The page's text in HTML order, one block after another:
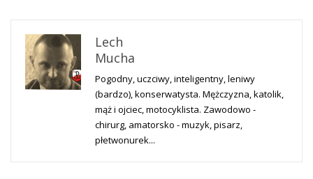
Lech
Mucha
Pogodny, uczciwy, inteligentny, leniwy
(bardzo), konserwatysta. Mężczyzna, katolik,
mąż i ojciec, motocyklista. Zawodowo -
chirurg, amatorsko - muzyk, pisarz,
płetwonurek...